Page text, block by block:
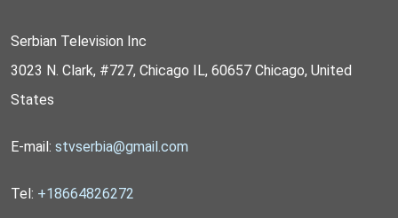
Serbian Television Inc
3023 N. Clark, #727, Chicago IL, 60657 Chicago, United
States
E-mail: stvserbia@gmail.com
Tel: +18664826272